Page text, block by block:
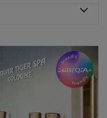
20:00
10:00
20:00
10:00 –20:00
20:00
10:00–20:00